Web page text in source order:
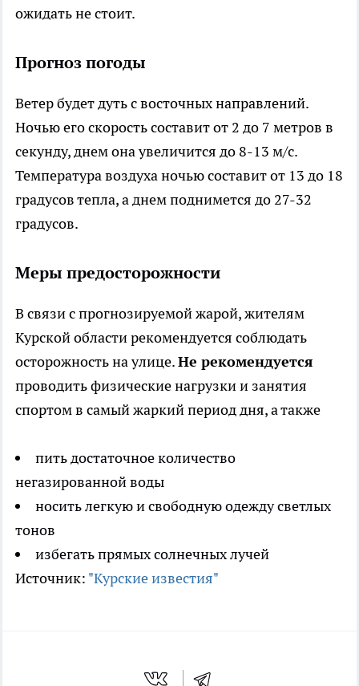
ожидать не стоит.
Прогноз погоды
Ветер будет дуть с восточных направлений.
Ночью его скорость составит от 2 до 7 метров в
секунду, днем она увеличится до 8-13 м/с.
Температура воздуха ночью составит от 13 до 18
градусов тепла, а днем поднимется до 27-32
градусов.
Меры предосторожности
В связи с прогнозируемой жарой, жителям
Курской области рекомендуется соблюдать
осторожность на улице.Не рекомендуется
проводить физические нагрузки и занятия
спортом в самый жаркий период дня, а также
пить достаточное количество
негазированной воды
носить легкую и свободную одежду светлых
тонов
избегать прямых солнечных лучей
Источник: "Курские известия"